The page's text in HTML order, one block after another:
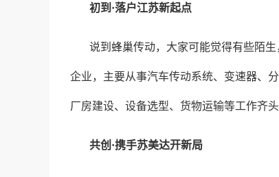
初到·落户江苏新起点
说到蜂巢传动，大家可能觉得有些陌
企业，主要从事汽车传动系统、变速器、
厂房建设、设备选型、货物运输等工作齐
共创·携手苏美达开新局